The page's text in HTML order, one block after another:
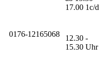
17.00 1c/d
0176-12165068
12.30 -
15.30 Uhr